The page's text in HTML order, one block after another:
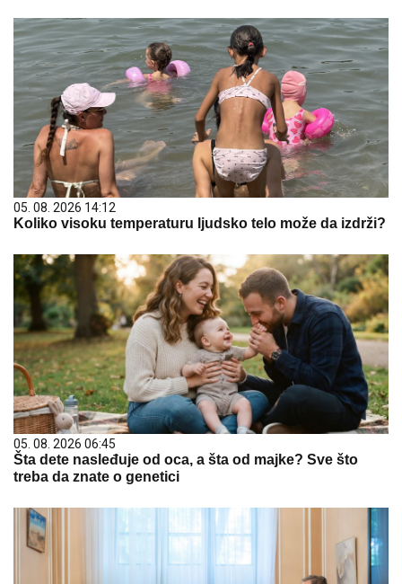
05. 08. 2026 14:12
Koliko visoku temperaturu ljudsko telo može da izdrži?
05. 08. 2026 06:45
Šta dete nasleđuje od oca, a šta od majke? Sve što
treba da znate o genetici